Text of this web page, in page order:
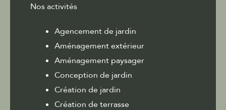
Nos activités
Agencement de jardin
Aménagement extérieur
Aménagement paysager
Conception de jardin
Création de jardin
Création de terrasse